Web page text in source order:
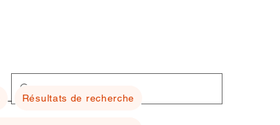
Résultats de recherche